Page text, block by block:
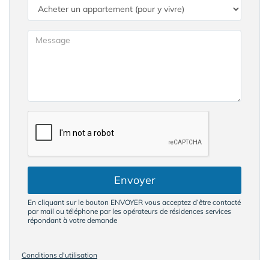
Envoyer
En cliquant sur le bouton ENVOYER vous acceptez d’être contacté
par mail ou téléphone par les opérateurs de résidences services
répondant à votre demande
Conditions d'utilisation